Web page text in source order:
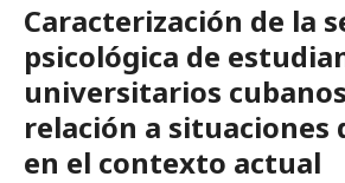
Caracterización de la
psicológica de
universitarios
relación a situaciones
en el contexto actual